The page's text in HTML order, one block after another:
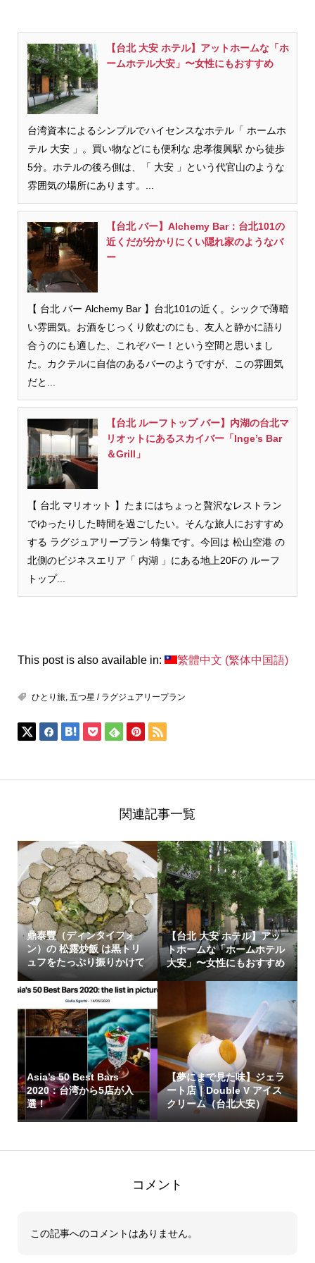
【台北 大安 ホテル】アットホームな「ホ
ームホテル大安」〜女性にもおすすめ
台湾資本によるシンプルでハイセンスなホテル「 ホームホ
テル 大安 」。買い物などにも便利な 忠孝復興駅 から徒歩
5分。ホテルの後ろ側は、「 大安 」という代官山のような
雰囲気の場所にあります。...
【台北 バー】Alchemy Bar：台北101の
近くだが分かりにくい隠れ家のようなバ
ー
【 台北 バー Alchemy Bar 】台北101の近く。シックで薄暗
い雰囲気。お酒をじっくり飲むのにも、友人と静かに語り
合うのにも適した、これぞバー！という空間と思いまし
た。カクテルに自信のあるバーのようですが、この雰囲気
だと...
【台北 ルーフトップ バー】内湖の台北マ
リオットにあるスカイバー「Inge’s Bar
＆Grill」
【 台北 マリオット 】たまにはちょっと贅沢なレストラン
でゆったりした時間を過ごしたい。そんな旅人におすすめ
する ラグジュアリープラン 特集です。今回は 松山空港 の
北側のビジネスエリア「 内湖 」にある地上20Fの ルーフ
トップ...
This post is also available in: 繁體中文 (繁体中国語)
ひとり旅, 五つ星 / ラグジュアリープラン
関連記事一覧
鼎泰豐（ディンタイフォ
ン）の 松露炒飯 は黒トリ
ュフをたっぷり振りかけて
くれます！
【台北 大安 ホテル】アッ
トホームな「ホームホテル
大安」〜女性にもおすすめ
Asia’s 50 Best Bars
2020：台湾から5店が入
選！
【夢にまで見た味】ジェラ
ート店｜Double V アイス
クリーム（台北大安）
コメント
この記事へのコメントはありません。